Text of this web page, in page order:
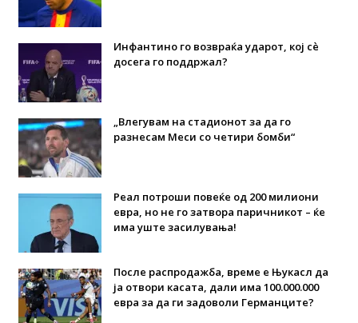
Инфантино го возвраќа ударот, кој сè
досега го поддржал?
„Влегувам на стадионот за да го
разнесам Меси со четири бомби“
Реал потроши повеќе од 200 милиони
евра, но не го затвора паричникот – ќе
има уште засилувања!
После распродажба, време е Њукасл да
ја отвори касата, дали има 100.000.000
евра за да ги задоволи Германците?